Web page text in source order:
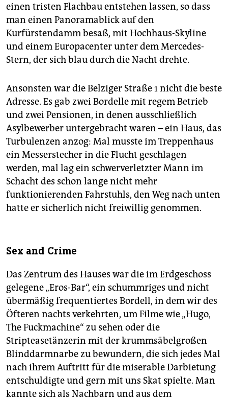
einen tristen Flachbau entstehen lassen, so dass
man einen Panoramablick auf den
Kurfürstendamm besaß, mit Hochhaus-Skyline
und einem Europacenter unter dem Mercedes-
Stern, der sich blau durch die Nacht drehte.
Ansonsten war die Belziger Straße 1 nicht die beste
Adresse. Es gab zwei Bordelle mit regem Betrieb
und zwei Pensionen, in denen ausschließlich
Asylbewerber untergebracht waren – ein Haus, das
Turbulenzen anzog: Mal musste im Treppenhaus
ein Messerstecher in die Flucht geschlagen
werden, mal lag ein schwerverletzter Mann im
Schacht des schon lange nicht mehr
funktionierenden Fahrstuhls, den Weg nach unten
hatte er sicherlich nicht freiwillig genommen.
Sex and Crime
Das Zentrum des Hauses war die im Erdgeschoss
gelegene „Eros-Bar“, ein schummriges und nicht
übermäßig frequentiertes Bordell, in dem wir des
Öfteren nachts verkehrten, um Filme wie „Hugo,
The Fuckmachine“ zu sehen oder die
Stripteasetänzerin mit der krummsäbelgroßen
Blinddarmnarbe zu bewundern, die sich jedes Mal
nach ihrem Auftritt für die miserable Darbietung
entschuldigte und gern mit uns Skat spielte. Man
kannte sich als Nachbarn und aus dem